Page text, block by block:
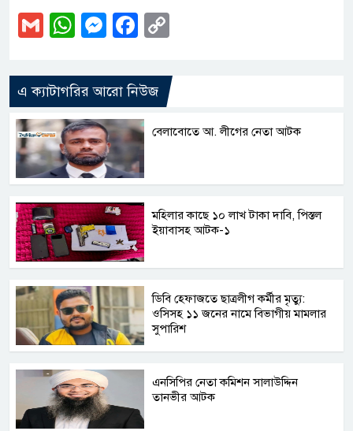
GmailWhatsApp
Messenger
Facebook
এ ক্যাটাগরির আরো নিউজ
বেলাবোতে আ. লীগের নেতা আটক
মহিলার কাছে ১০ লাখ টাকা দাবি, পিস্তল
ইয়াবাসহ আটক-১
ডিবি হেফাজতে ছাত্রলীগ কর্মীর মৃত্যু:
ওসিসহ ১১ জনের নামে বিভাগীয় মামলার
সুপারিশ
এনসিপির নেতা কমিশন সালাউদ্দিন
তানভীর আটক